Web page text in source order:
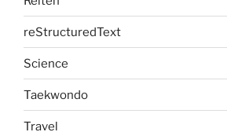
reStructuredText
Science
Taekwondo
Travel